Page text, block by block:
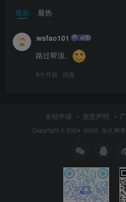
最新 最热
wsfao101
路过帮顶。
9个月前 回复
友链申请 免责声明
Copyright © 2024 -2026· 乐久网